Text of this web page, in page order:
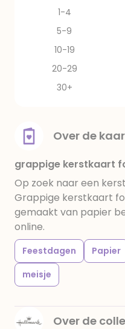
1-4
5-9
10-19
20-29
30+
Over de
grappige kerstkaart
Op zoek naar een
Grappige kerstkaart
gemaakt van papier
online.
Feestdagen Papier
meisje
Over de